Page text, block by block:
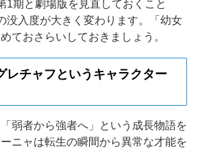
1期と劇場版を見直しておくこと
没入度が大きく変わります。「幼女
ておさらいしておきましょう。
レチャフというキャラクター
弱者から強者へ」という成長物語を
ニャは転生の瞬間から異常な才能を